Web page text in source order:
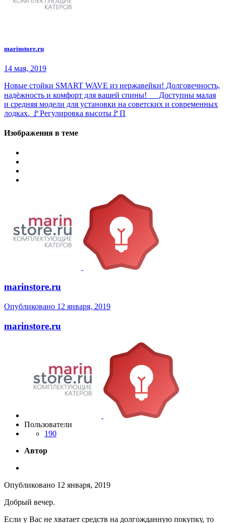
marinstore.ru
14 мая, 2019
Новые стойки SMART WAVE из нержавейки! Долговечность,
надёжность и комфорт для вашей спины!⠀⠀Доступны малая
и средняя модели для установки на советских и современных
лодках. 🚩Регулировка высоты🚩П
Изображения в теме
marinstore.ru
Опубликовано 12 января, 2019
marinstore.ru
Пользователи
190
Автор
Опубликовано 12 января, 2019
Добрый вечер.
Если у Вас не хватает средств на долгожданную покупку, то